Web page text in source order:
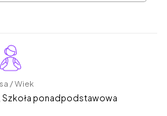
/ Wiek
Szkoła ponadpodstawowa